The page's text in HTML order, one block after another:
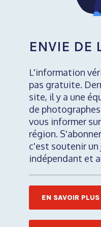
ENVIE DE
L'information
pas gratuite.
site, il y a une
de
vous informer
région.
c'est soutenir un
indépendant et
EN SAVOIR PLUS